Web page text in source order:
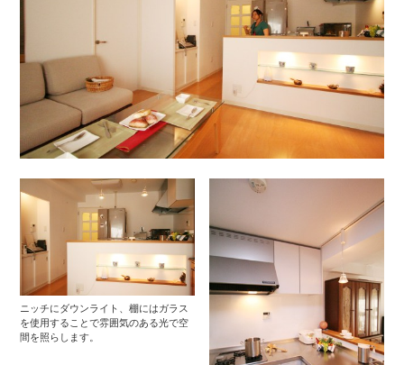
ニッチにダウンライト、棚にはガラス
を使用することで雰囲気のある光で空
間を照らします。